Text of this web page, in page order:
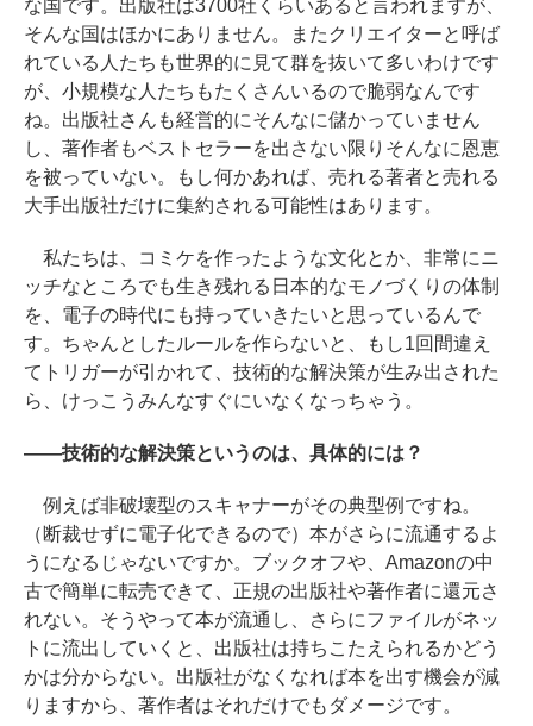
な国です。出版社は3700社くらいあると言われますが、
そんな国はほかにありません。またクリエイターと呼ば
れている人たちも世界的に見て群を抜いて多いわけです
が、小規模な人たちもたくさんいるので脆弱なんです
ね。出版社さんも経営的にそんなに儲かっていません
し、著作者もベストセラーを出さない限りそんなに恩恵
を被っていない。もし何かあれば、売れる著者と売れる
大手出版社だけに集約される可能性はあります。
私たちは、コミケを作ったような文化とか、非常にニ
ッチなところでも生き残れる日本的なモノづくりの体制
を、電子の時代にも持っていきたいと思っているんで
す。ちゃんとしたルールを作らないと、もし1回間違え
てトリガーが引かれて、技術的な解決策が生み出された
ら、けっこうみんなすぐにいなくなっちゃう。
――技術的な解決策というのは、具体的には？
例えば非破壊型のスキャナーがその典型例ですね。
（断裁せずに電子化できるので）本がさらに流通するよ
うになるじゃないですか。ブックオフや、Amazonの中
古で簡単に転売できて、正規の出版社や著作者に還元さ
れない。そうやって本が流通し、さらにファイルがネッ
トに流出していくと、出版社は持ちこたえられるかどう
かは分からない。出版社がなくなれば本を出す機会が減
りますから、著作者はそれだけでもダメージです。